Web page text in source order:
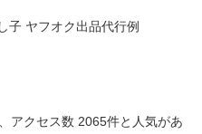
子 ヤフオク出品代行例
アクセス数 2065件と人気があ